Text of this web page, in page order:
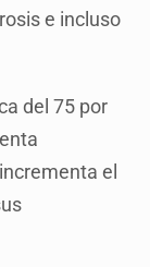
e incluso
del 75 por
el